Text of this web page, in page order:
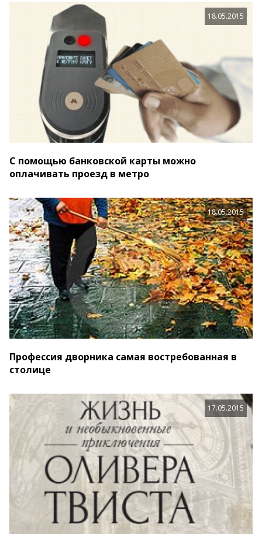
18.05.2015
С помощью банковской карты можно
оплачивать проезд в метро
18.05.2015
Профессия дворника самая востребованная в
столице
17.05.2015